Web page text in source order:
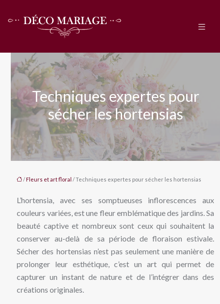
Techniques expertes pour
sécher les hortensias
/Fleurs et art floral / Techniques expertes pour sécher les hortensias
L’hortensia, avec ses somptueuses inflorescences aux
couleurs variées, est une fleur emblématique des jardins. Sa
beauté captive et nombreux sont ceux qui souhaitent la
conserver au-delà de sa période de floraison estivale.
Sécher des hortensias n’est pas seulement une manière de
prolonger leur esthétique, c’est un art qui permet de
capturer un instant de nature et de l’intégrer dans des
créations originales.